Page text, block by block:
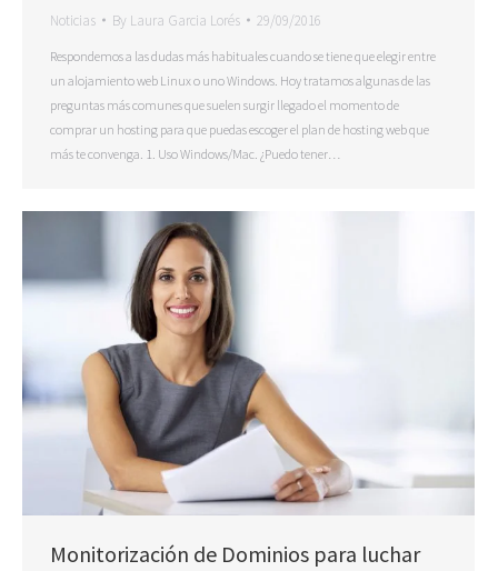
Noticias By Laura Garcia Lorés 29/09/2016
Respondemos a las dudas más habituales cuando se tiene que elegir entre
un alojamiento web Linux o uno Windows. Hoy tratamos algunas de las
preguntas más comunes que suelen surgir llegado el momento de
comprar un hosting para que puedas escoger el plan de hosting web que
más te convenga. 1. Uso Windows/Mac. ¿Puedo tener…
Monitorización de Dominios para luchar